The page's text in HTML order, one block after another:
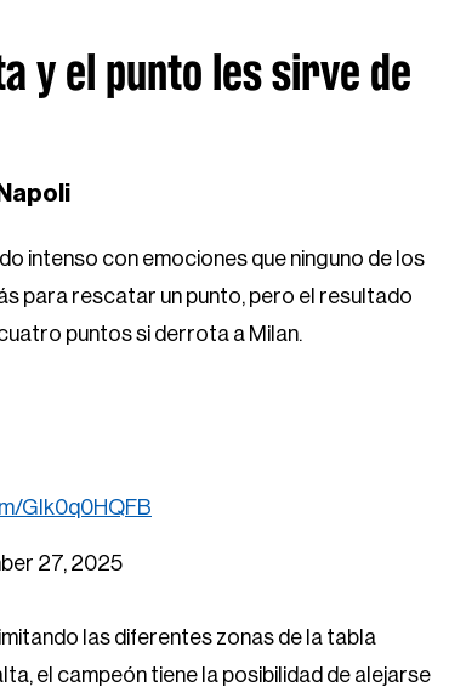
y el punto les sirve de
intenso con emociones que ninguno de los
para rescatar un punto, pero el resultado
puntos si derrota a Milan.
GIk0q0HQFB
27, 2025
las diferentes zonas de la tabla
el campeón tiene la posibilidad de alejarse